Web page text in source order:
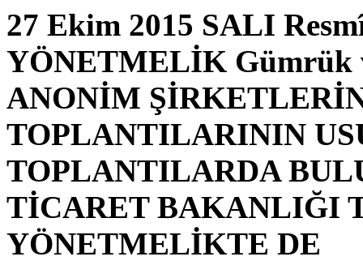
27 Ekim 2015 SALI
YÖNETMELİK Gümrük
ANONİM
TOPLANTILARININ
TOPLANTILARDA
TİCARET BAKANLIĞI
YÖNETMELİKTE DE